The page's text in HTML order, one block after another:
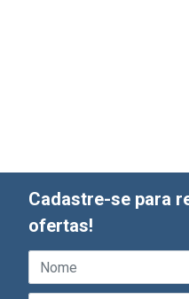
Cadastre-se para
ofertas!